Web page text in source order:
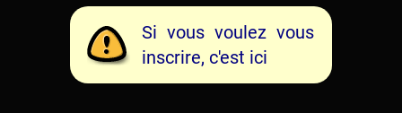
Si vous voulez vous
inscrire, c'est ici